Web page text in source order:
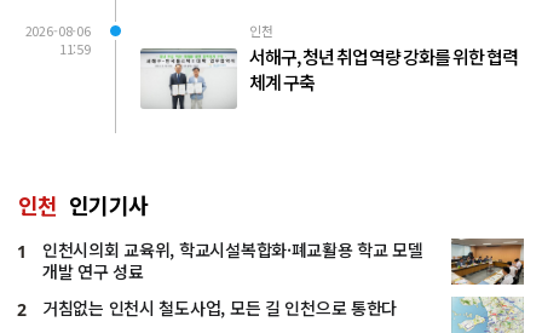
2026-08-06
11:59
인천
서해구, 청년 취업 역량 강화를 위한 협력
체계 구축
인천 인기기사
1
인천시의회 교육위, 학교시설복합화·폐교활용 학교 모델
개발 연구 성료
2 거침없는 인천시 철도사업, 모든 길 인천으로 통한다